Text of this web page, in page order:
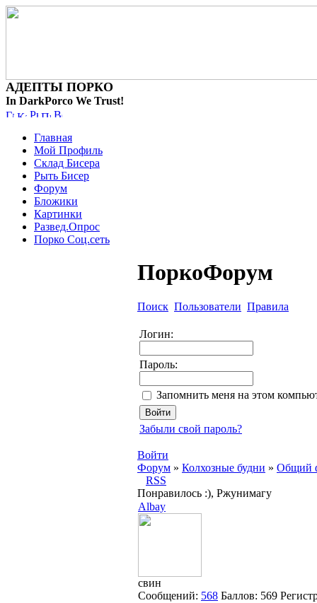
АДЕПТЫ ПОРКО
In DarkPorco We Trust!
Главная
Мой Профиль
Склад Бисера
Рыть Бисер
Форум
Бложики
Картинки
Развед.Опрос
Порко Соц.сеть
ПоркоФорум
Поиск Пользователи Правила
Логин:
Пароль:
Запомнить меня на этом
Забыли свой пароль?
Войти
Форум » Колхозные будни » Общий
RSS
Понравилось :), Ржунимагу
Albay
свин
Сообщений: 568 Баллов: 569